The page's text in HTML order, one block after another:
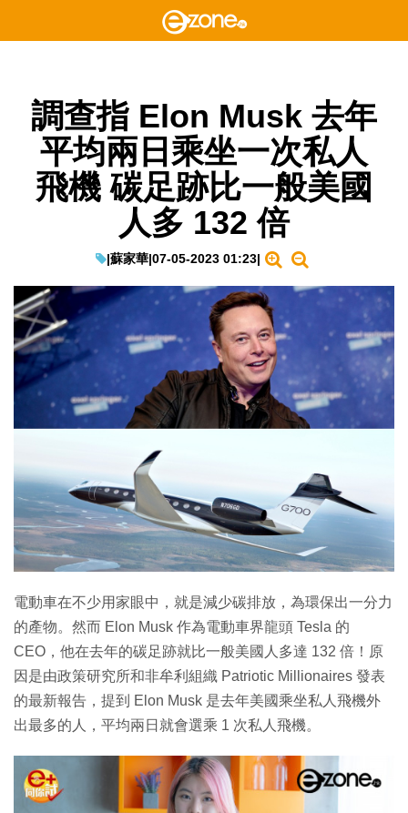
調查指 Elon Musk 去年
平均兩日乘坐一次私人
飛機 碳足跡比一般美國
人多 132 倍
|蘇家華|07-05-2023 01:23|
電動車在不少用家眼中，就是減少碳排放，為環保出一分力
的產物。然而 Elon Musk 作為電動車界龍頭 Tesla 的
CEO，他在去年的碳足跡就比一般美國人多達 132 倍！原
因是由政策研究所和非牟利組織 Patriotic Millionaires 發表
的最新報告，提到 Elon Musk 是去年美國乘坐私人飛機外
出最多的人，平均兩日就會選乘 1 次私人飛機。